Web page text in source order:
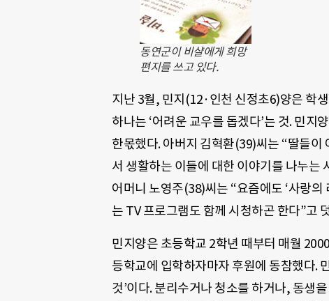
동연군이 비샬에게 희망
편지를 쓰고 있다.
지난 3월, 민지(12·인천 신정초6)양은 학
하나는 ‘어려운 교우를 돕겠다’는 것. 민지
한몫했다. 아버지 김혁환(39)씨는 “딸들이
서 생활하는 이들에 대한 이야기를 나누는
어머니 노영주(38)씨는 “요즘에도 ‘사랑의
는 TV 프로그램도 함께 시청하곤 한다”고
민지양은 초등학교 2학년 때부터 매월
등학교에 입학하자마자 후원에 동참했다.
것’이다. 분리수거나 청소를 하거나, 동생